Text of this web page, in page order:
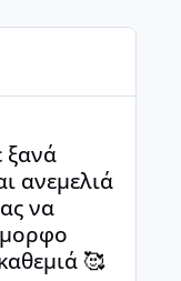
οι γιατροί
πολύ
δεν ξέρω
το πολύ. Κ
7 κιλά, το
γέλια και
ξανά
ανεμελιά
να
🥰